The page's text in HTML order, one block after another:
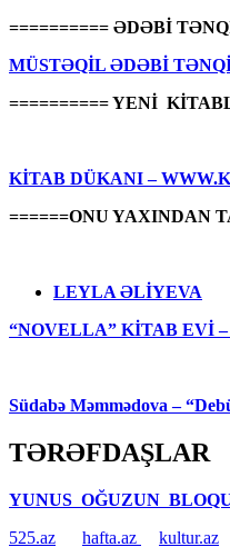
========== ƏDƏBİ
MÜSTƏQİL ƏDƏBİ
========== YENİ
KİTAB DÜKANI –
======ONU YAXINDAN
LEYLA ƏLİYEVA
“NOVELLA” KİTAB EVİ
Südabə Məmmədova –
TƏRƏFDAŞLAR
YUNUS OĞUZUN
525.az
hafta.az kultur.az